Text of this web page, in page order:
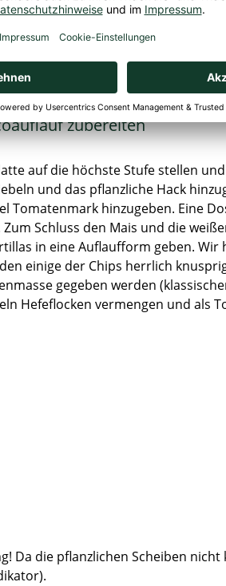
Zwiebeln schälen und in
zubereiten
auf die höchste Stufe stellen
und das pflanzliche Hack
Tomatenmark hinzugeben. Eine
Zum Schluss den Mais und die
in eine Auflaufform geben. Wir
einige der Chips herrlich
gegeben werden
Hefeflocken vermengen und als
Da die pflanzlichen Scheiben